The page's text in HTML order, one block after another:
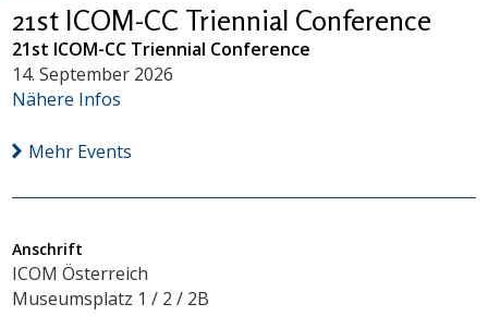
21st ICOM-CC Triennial Conference
21st ICOM-CC Triennial Conference
14. September 2026
Nähere Infos
Mehr Events
Anschrift
ICOM Österreich
Museumsplatz 1 / 2 / 2B